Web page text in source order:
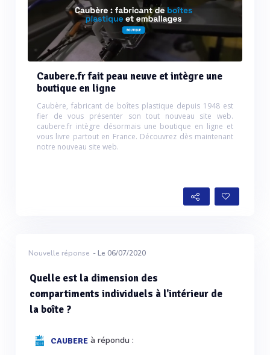
Caubere.fr fait peau neuve et intègre une
boutique en ligne
Caubère, fabricant de boîtes plastique depuis 1948 est
fier de vous présenter son tout nouveau site web.
caubere.fr intègre désormais une boutique en ligne et
vous livre partout en France. Découvrez dès maintenant
notre nouveau site web.
Nouvelle réponse - Le 06/07/2020
Quelle est la dimension des
compartiments individuels à l'intérieur de
la boîte ?
CAUBERE à répondu :